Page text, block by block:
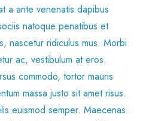
a ante venenatis dapibus
natoque penatibus et
nascetur ridiculus mus. Morbi
ac, vestibulum at eros.
commodo, tortor mauris
massa justo sit amet risus.
euismod semper. Maecenas